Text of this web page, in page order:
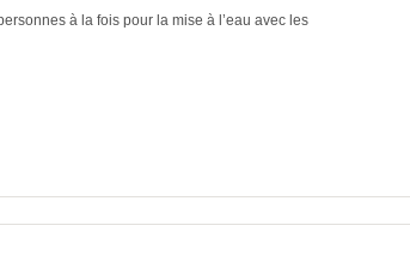
à la fois pour la mise à l’eau avec les